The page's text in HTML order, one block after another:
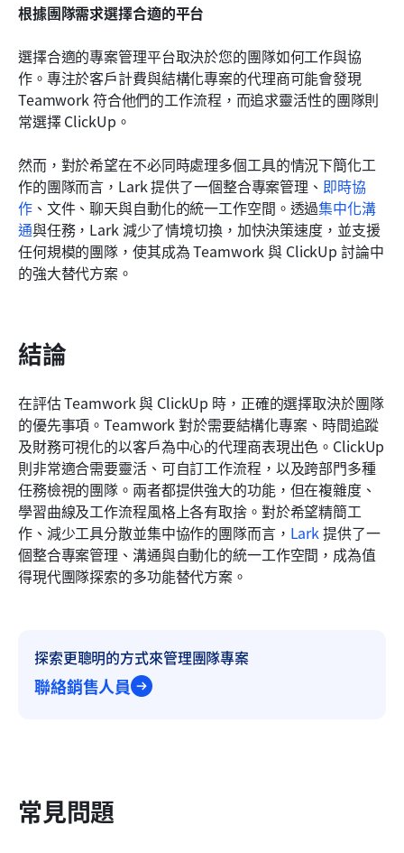
根據團隊需求選擇合適的平台
選擇合適的專案管理平台取決於您的團隊如何工作與協
作。專注於客戶計費與結構化專案的代理商可能會發現
Teamwork 符合他們的工作流程，而追求靈活性的團隊則
常選擇 ClickUp。
然而，對於希望在不必同時處理多個工具的情況下簡化工
作的團隊而言，Lark 提供了一個整合專案管理、 即時協
作、文件、聊天與自動化的統一工作空間。透過集中化溝
通與任務，Lark 減少了情境切換，加快決策速度，並支援
任何規模的團隊，使其成為 Teamwork 與 ClickUp 討論中
的強大替代方案。
結論
在評估 Teamwork 與 ClickUp 時，正確的選擇取決於團隊
的優先事項。Teamwork 對於需要結構化專案、時間追蹤
及財務可視化的以客戶為中心的代理商表現出色。ClickUp
則非常適合需要靈活、可自訂工作流程，以及跨部門多種
任務檢視的團隊。兩者都提供強大的功能，但在複雜度、
學習曲線及工作流程風格上各有取捨。對於希望精簡工
作、減少工具分散並集中協作的團隊而言， Lark 提供了一
個整合專案管理、溝通與自動化的統一工作空間，成為值
得現代團隊探索的多功能替代方案。
探索更聰明的方式來管理團隊專案
聯絡銷售人員
常見問題